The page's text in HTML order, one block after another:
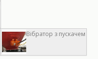
Вібратор з пускачем